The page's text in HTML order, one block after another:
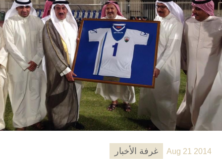
Aug 21 2014
غرفة الأخبار